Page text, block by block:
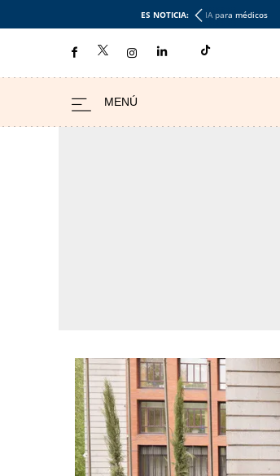
ES NOTICIA: IA para médicos